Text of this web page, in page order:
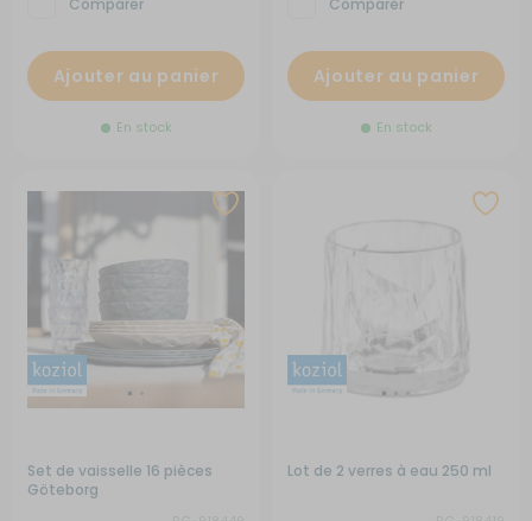
Comparer
Ajouter au panier
En stock
Comparer
Ajouter au panier
En stock
Set de vaisselle 16 pièces
Göteborg
Lot de 2 verres à eau 250 ml